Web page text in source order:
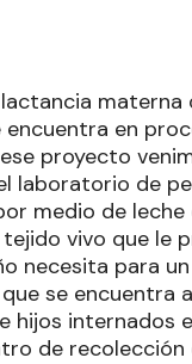
encuentra en
proyecto
laboratorio de
medio de
vivo que le
necesita para
se encuentra
hijos
de recolección